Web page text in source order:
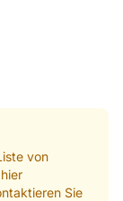
von
Sie